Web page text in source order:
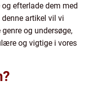
efterlade dem med
artikel vil vi
og undersøge,
og vigtige i vores